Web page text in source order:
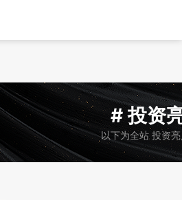
# 投资
以下为全站 投资